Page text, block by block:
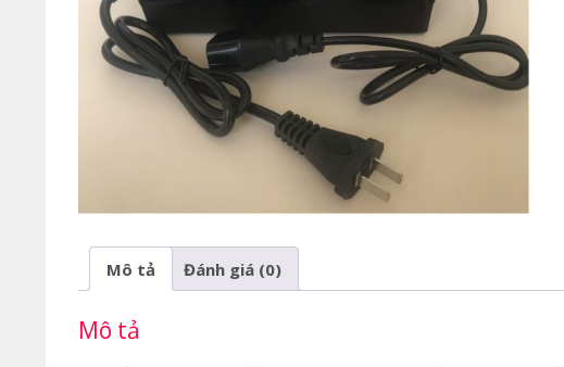
Mô tả Đánh giá (0)
Mô tả